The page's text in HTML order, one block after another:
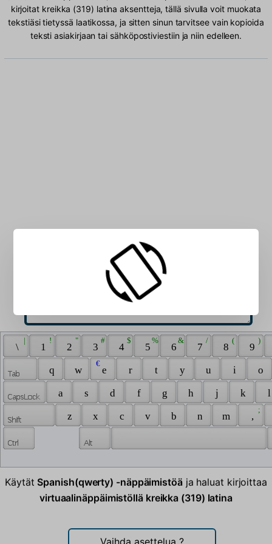
kirjoitat kreikka (319) latina aksentteja, tällä sivulla voit muokata
tekstiäsi tietyssä laatikossa, ja sitten sinun tarvitsee vain kopioida
teksti asiakirjaan tai sähköpostiviestiin ja niin edelleen.
Kirjoita kreikka (319) latina merkkiä ruutuun:
\
|
1
!
2
"
3
#
4
$
5
%
6
&
7
/
8
(
9
)
q w e
€
r t y u i
o
a
s d f g h j k
z
x c v b n m ,
;
Käytät Spanish(qwerty) -näppäimistöäja haluat kirjoittaa
virtuaalinäppäimistöllä kreikka (319) latina
Vaihda asettelua ?